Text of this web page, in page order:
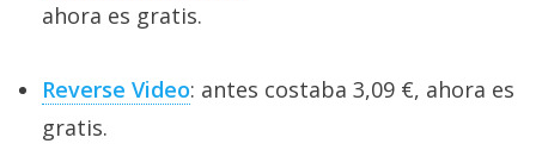
ahora es gratis.
Reverse Video: antes costaba 3,09 €, ahora es
gratis.